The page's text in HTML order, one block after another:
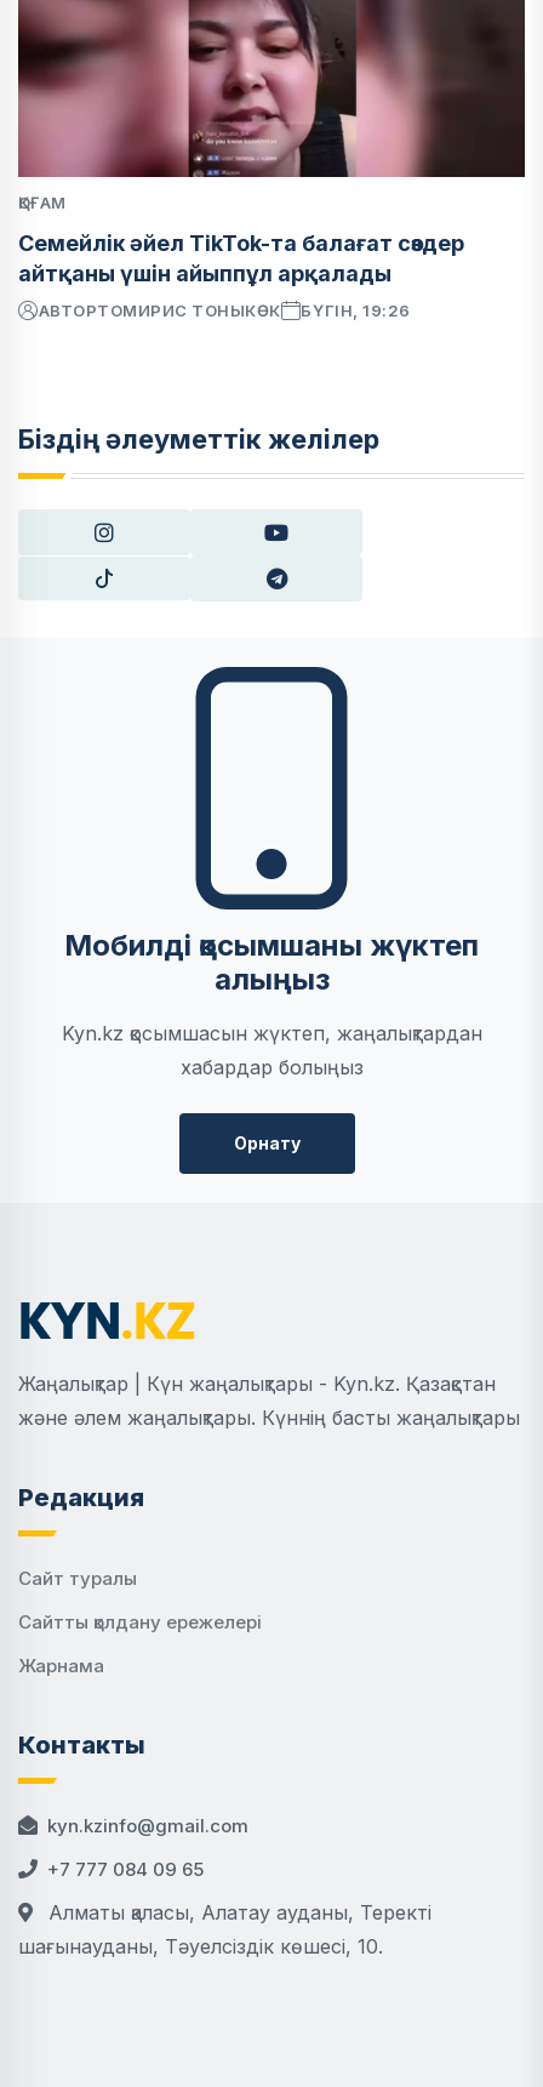
ҚОҒАМ
Семейлік әйел TikTok-та балағат сөздер
айтқаны үшін айыппұл арқалады
АВТОРТОМИРИС ТОНЫКӨК БҮГІН, 19:26
Біздің әлеуметтік желілер
Мобилді қосымшаны жүктеп
алыңыз
Kyn.kz қосымшасын жүктеп, жаңалықтардан
хабардар болыңыз
Орнату
Жаңалықтар | Күн жаңалықтары - Kyn.kz. Қазақстан
және әлем жаңалықтары. Күннің басты жаңалықтары
Редакция
Сайт туралы
Сайтты қолдану ережелері
Жарнама
Контакты
kyn.kzinfo@gmail.com
+7 777 084 09 65
Алматы қаласы, Алатау ауданы, Теректі
шағынауданы, Тәуелсіздік көшесі, 10.